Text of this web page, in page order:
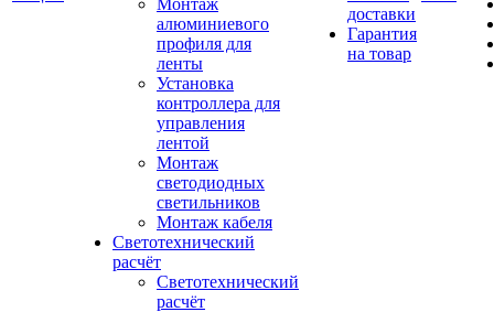
Монтаж
алюминиевого
профиля для
ленты
Установка
контроллера для
управления
лентой
Монтаж
светодиодных
светильников
Монтаж кабеля
Светотехнический
расчёт
Светотехнический
расчёт
доставки
Гарантия
на товар